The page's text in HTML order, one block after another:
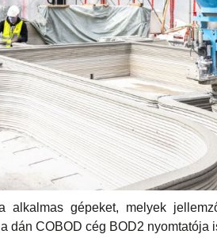
alkalmas gépeket, melyek
dán COBOD cég BOD2 nyomtatója